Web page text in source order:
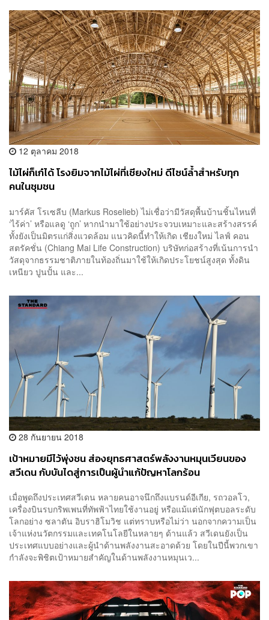
12 ตุลาคม 2018
ไม้ไผ่ก็เก๋ได้ โรงยิมจากไม้ไผ่ที่เชียงใหม่ ดีไซน์ล้ำสำหรับทุก
คนในชุมชน
มาร์คัส โรเซลีบ (Markus Roselieb) ไม่เชื่อว่ามีวัสดุพื้นบ้านชิ้นไหนที่
‘ไร้ค่า’ หรือแลดู ‘ถูก’ หากนำมาใช้อย่างประจวบเหมาะและสร้างสรรค์
ทั้งยังเป็นมิตรแก่สิ่งแวดล้อม แนวคิดนี้ทำให้เกิด เชียงใหม่ ไลฟ์ คอน
สตรัคชั่น (Chiang Mai Life Construction) บริษัทก่อสร้างที่เน้นการนำ
วัสดุจากธรรมชาติภายในท้องถิ่นมาใช้ให้เกิดประโยชน์สูงสุด ทั้งดิน
เหนียว ปูนปั้น และ...
28 กันยายน 2018
เป้าหมายมีไว้พุ่งชน ส่องยุทธศาสตร์พลังงานหมุนเวียนของ
สวีเดน กับบันไดสู่การเป็นผู้นำแก้ปัญหาโลกร้อน
เมื่อพูดถึงประเทศสวีเดน หลายคนอาจนึกถึงแบรนด์อีเกีย, รถวอลโว,
เครื่องบินรบกริพเพนที่ทัพฟ้าไทยใช้งานอยู่ หรือแม้แต่นักฟุตบอลระดับ
โลกอย่าง ซลาตัน อิบราฮิโมวิช แต่ทราบหรือไม่ว่า นอกจากความเป็น
เจ้าแห่งนวัตกรรมและเทคโนโลยีในหลายๆ ด้านแล้ว สวีเดนยังเป็น
ประเทศแบบอย่างและผู้นำด้านพลังงานสะอาดด้วย โดยในปีนี้พวกเขา
กำลังจะพิชิตเป้าหมายสำคัญในด้านพลังงานหมุนเว...